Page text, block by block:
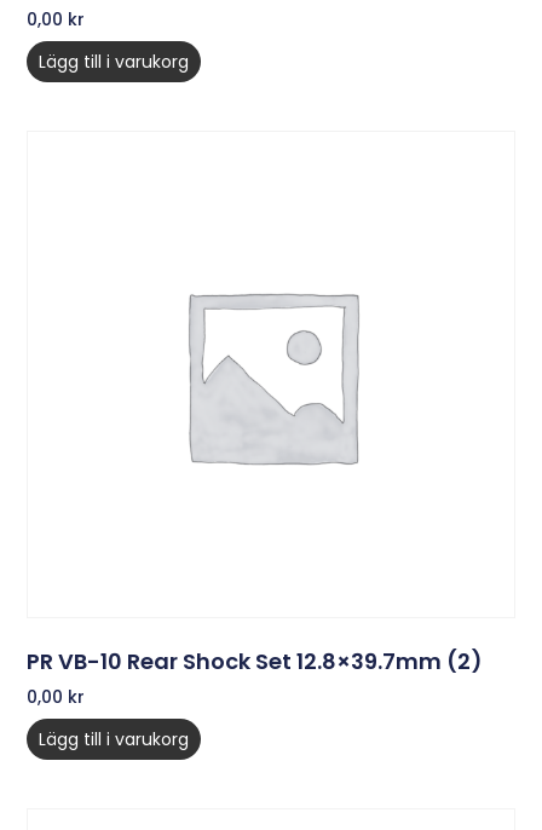
0,00 kr
Lägg till i varukorg
PR VB-10 Rear Shock Set 12.8×39.7mm (2)
0,00 kr
Lägg till i varukorg